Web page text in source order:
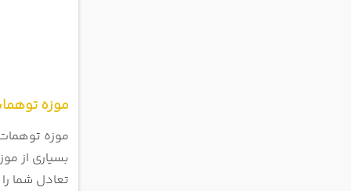
موزه
موزه
بسیاری از
تعادل شما را